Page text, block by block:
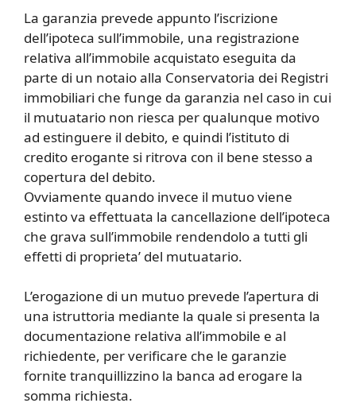
La garanzia prevede appunto l’iscrizione
dell’ipoteca sull’immobile, una registrazione
relativa all’immobile acquistato eseguita da
parte di un notaio alla Conservatoria dei Registri
immobiliari che funge da garanzia nel caso in cui
il mutuatario non riesca per qualunque motivo
ad estinguere il debito, e quindi l’istituto di
credito erogante si ritrova con il bene stesso a
copertura del debito.
Ovviamente quando invece il mutuo viene
estinto va effettuata la cancellazione dell’ipoteca
che grava sull’immobile rendendolo a tutti gli
effetti di proprieta’ del mutuatario.
L’erogazione di un mutuo prevede l’apertura di
una istruttoria mediante la quale si presenta la
documentazione relativa all’immobile e al
richiedente, per verificare che le garanzie
fornite tranquillizzino la banca ad erogare la
somma richiesta.